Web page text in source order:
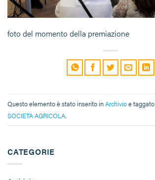
CATEGORIE
foto del momento della premiazione
Questo elemento è stato inserito inArchivioe taggato
SOCIETA AGRICOLA.